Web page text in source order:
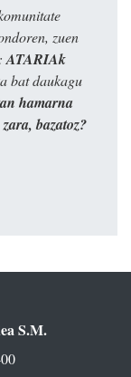
zuen
ATARIAk
bat daukagu
hamarna
bazatoz?
S.M.